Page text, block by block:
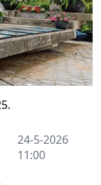
24-5-2026
11:00